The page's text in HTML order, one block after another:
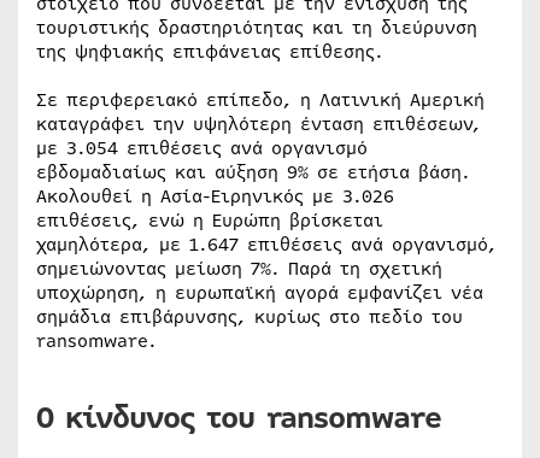
τουριστικής δραστηριότητας και τη διεύρυνση
της ψηφιακής επιφάνειας επίθεσης.
Σε περιφερειακό επίπεδο, η Λατινική Αμερική
καταγράφει την υψηλότερη ένταση επιθέσεων,
με 3.054 επιθέσεις ανά οργανισμό
εβδομαδιαίως και αύξηση 9% σε ετήσια βάση.
Ακολουθεί η Ασία-Ειρηνικός με 3.026
επιθέσεις, ενώ η Ευρώπη βρίσκεται
χαμηλότερα, με 1.647 επιθέσεις ανά οργανισμό,
σημειώνοντας μείωση 7%. Παρά τη σχετική
υποχώρηση, η ευρωπαϊκή αγορά εμφανίζει νέα
σημάδια επιβάρυνσης, κυρίως στο πεδίο του
ransomware.
Ο κίνδυνος του ransomware